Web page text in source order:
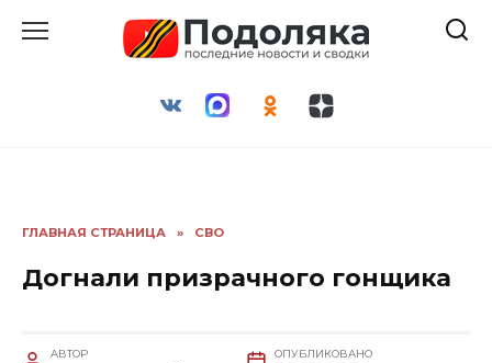
ГЛАВНАЯ СТРАНИЦА » СВО
Догнали призрачного гонщика
АВТОР ОПУБЛИКОВАНО